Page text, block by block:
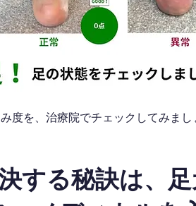
度を、治療院でチェックしてみまし
する秘訣は、